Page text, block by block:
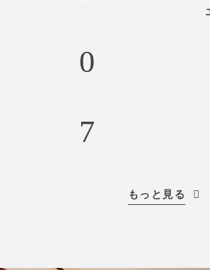
もっと見る